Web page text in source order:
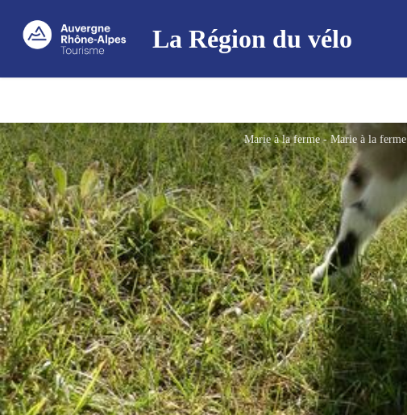
La Région du vélo
Marie à la ferme - Marie à la ferme